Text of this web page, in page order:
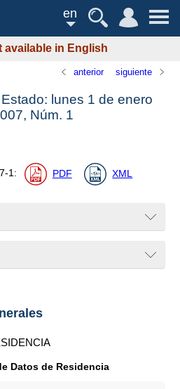
en
available in English
anterior siguiente
lunes 1 de enero
Núm. 1
1: PDF XML
Datos de Residencia